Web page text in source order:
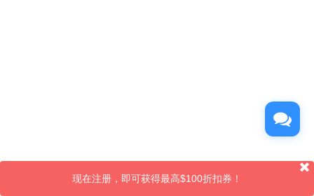
现在注册，即可获得最高$100折扣券！